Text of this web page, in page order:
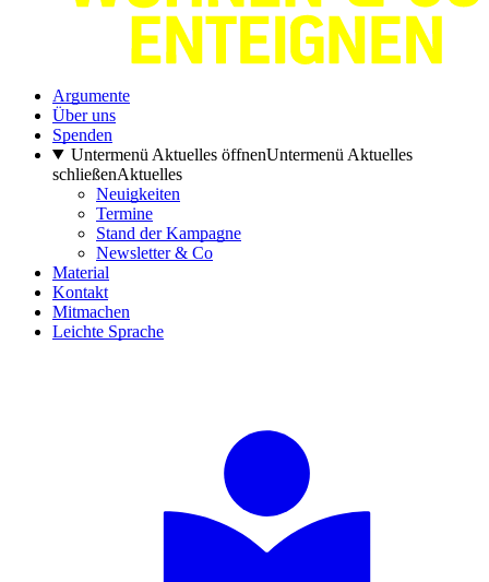
Argumente
Über uns
Spenden
Untermenü Aktuelles öffnenUntermenü Aktuelles
schließenAktuelles
Neuigkeiten
Termine
Stand der Kampagne
Newsletter & Co
Material
Kontakt
Mitmachen
Leichte Sprache